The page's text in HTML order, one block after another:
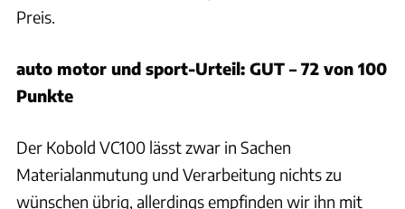
Preis.
auto motor und sport-Urteil: GUT – 72 von 100
Punkte
Der Kobold VC100 lässt zwar in Sachen
Materialanmutung und Verarbeitung nichts zu
wünschen übrig, allerdings empfinden wir ihn mit